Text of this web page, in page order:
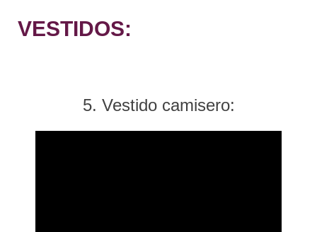
VESTIDOS:
5. Vestido camisero: